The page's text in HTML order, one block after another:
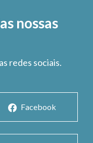
nossas
redes sociais.
Facebook